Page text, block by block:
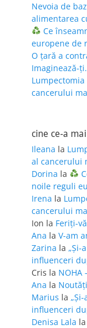
Nevoia de
alimentarea
Ce
europene de
O țară a
Imaginează-
cancerului
cine ce-a
Ileana la
al cancerului
Dorina la
noile reguli
Irena la
cancerului
Ion la Feriţi-
Ana la V-am
Zarina la „Și-
influenceri
Cris la NOHA
Ana la
Marius la
influenceri
Denisa Lala la